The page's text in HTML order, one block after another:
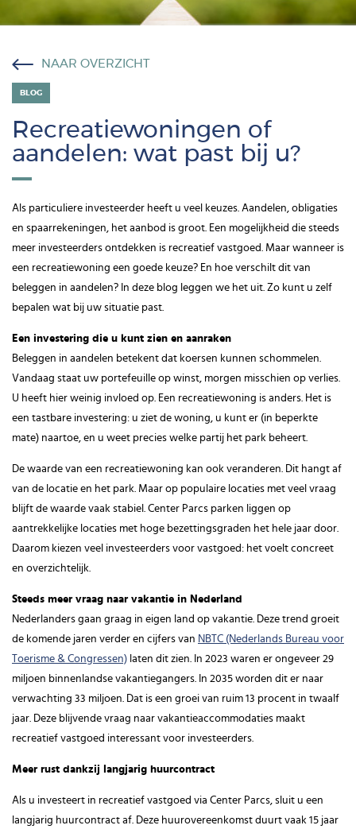
NAAR OVERZICHT
BLOG
Recreatiewoningen of
aandelen: wat past bij u?
Als particuliere investeerder heeft u veel keuzes. Aandelen, obligaties
en spaarrekeningen, het aanbod is groot. Een mogelijkheid die steeds
meer investeerders ontdekken is recreatief vastgoed. Maar wanneer is
een recreatiewoning een goede keuze? En hoe verschilt dit van
beleggen in aandelen? In deze blog leggen we het uit. Zo kunt u zelf
bepalen wat bij uw situatie past.
Een investering die u kunt zien en aanraken
Beleggen in aandelen betekent dat koersen kunnen schommelen.
Vandaag staat uw portefeuille op winst, morgen misschien op verlies.
U heeft hier weinig invloed op. Een recreatiewoning is anders. Het is
een tastbare investering: u ziet de woning, u kunt er (in beperkte
mate) naartoe, en u weet precies welke partij het park beheert.
De waarde van een recreatiewoning kan ook veranderen. Dit hangt af
van de locatie en het park. Maar op populaire locaties met veel vraag
blijft de waarde vaak stabiel. Center Parcs parken liggen op
aantrekkelijke locaties met hoge bezettingsgraden het hele jaar door.
Daarom kiezen veel investeerders voor vastgoed: het voelt concreet
en overzichtelijk.
Steeds meer vraag naar vakantie in Nederland
Nederlanders gaan graag in eigen land op vakantie. Deze trend groeit
de komende jaren verder en cijfers van NBTC (Nederlands Bureau voor
Toerisme & Congressen) laten dit zien. In 2023 waren er ongeveer 29
miljoen binnenlandse vakantiegangers. In 2035 worden dit er naar
verwachting 33 miljoen. Dat is een groei van ruim 13 procent in twaalf
jaar. Deze blijvende vraag naar vakantieaccommodaties maakt
recreatief vastgoed interessant voor investeerders.
Meer rust dankzij langjarig huurcontract
Als u investeert in recreatief vastgoed via Center Parcs, sluit u een
langjarig huurcontract af. Deze huurovereenkomst duurt vaak 15 jaar